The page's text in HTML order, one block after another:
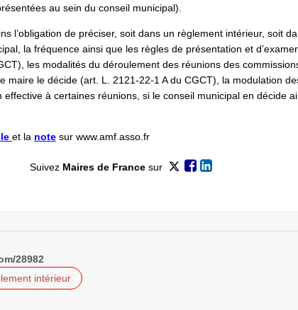
au sein du conseil municipal).
l’obligation de préciser, soit dans un règlement intérieur, soit
la fréquence ainsi que les règles de présentation et
les modalités du déroulement des réunions des
maire le décide (art. L. 2121-22-1 A du CGCT), la modulation
à certaines réunions, si le conseil municipal en décide
et la note sur www.amf.asso.fr
Suivez Maires de Francesur
28982
intérieur